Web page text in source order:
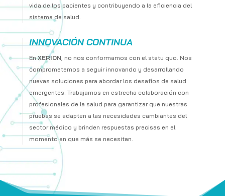
vida de los pacientes y contribuyendo a la eficiencia del
sistema de salud.
INNOVACIÓN CONTINUA
EnXERION, no nos conformamos con el statu quo. Nos
comprometemos a seguir innovando y desarrollando
nuevas soluciones para abordar los desafíos de salud
emergentes. Trabajamos en estrecha colaboración con
profesionales de la salud para garantizar que nuestras
pruebas se adapten a las necesidades cambiantes del
sector médico y brinden respuestas precisas en el
momento en que más se necesitan.